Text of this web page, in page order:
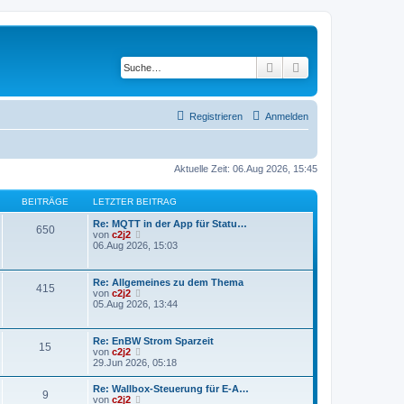
Suche
Anmelden
Registrieren
Aktuelle Zeit: 06.Aug 2026, 15:45
BEITRÄGE LETZTER BEITRAG
650
Re: MQTT in der App für Statu…
von c2j2
e
t
e
r
e
i
r
a
g
06.Aug 2026, 15:03
415
Re: Allgemeines zu dem Thema
von c2j2
e
s
t
e
r
B
e
05.Aug 2026, 13:44
15
Re: EnBW Strom Sparzeit
von c2j2
e
s
29.Jun 2026, 05:18
9
Re: Wallbox-Steuerung für E-A…
von c2j2